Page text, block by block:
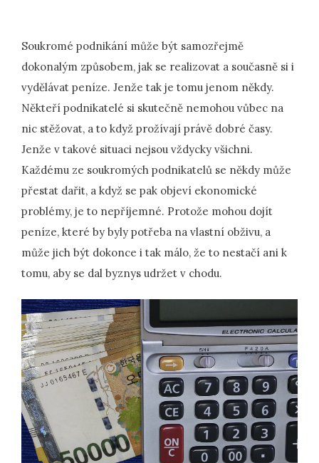
Soukromé podnikání může být samozřejmě
dokonalým způsobem, jak se realizovat a současně si i
vydělávat peníze. Jenže tak je tomu jenom někdy.
Někteří podnikatelé si skutečně nemohou vůbec na
nic stěžovat, a to když prožívají právě dobré časy.
Jenže v takové situaci nejsou vždycky všichni.
Každému ze soukromých podnikatelů se někdy může
přestat dařit, a když se pak objeví ekonomické
problémy, je to nepříjemné. Protože mohou dojít
peníze, které by byly potřeba na vlastní obživu, a
může jich být dokonce i tak málo, že to nestačí ani k
tomu, aby se dal byznys udržet v chodu.